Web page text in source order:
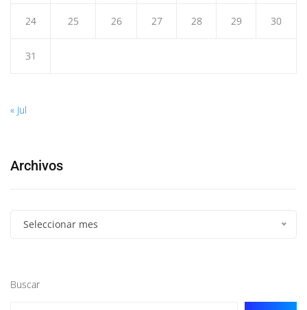
24 25 26 27 28 29 30
31
« Jul
Archivos
Seleccionar mes
Buscar